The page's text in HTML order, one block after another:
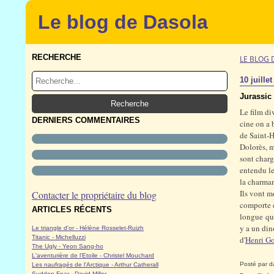
Le blog de Dasola
RECHERCHE
DERNIERS COMMENTAIRES
Contacter le propriétaire du blog
ARTICLES RÉCENTS
Le triangle d'or - Hélène Rosselet-Ruizh
Titanic - Michelluzzi
The Ugly - Yeon Sang-ho
L'aventurière de l'Etoile - Christel Mouchard
Les naufragés de l'Arctique - Arthur Catherall
LE BLOG
10 juillet
Jurassic
Le film
cine on a
de Saint-
Dolorès,
sont
entendu
la
Ils vont
comporte
longue
y a un
d'Henri
Posté par